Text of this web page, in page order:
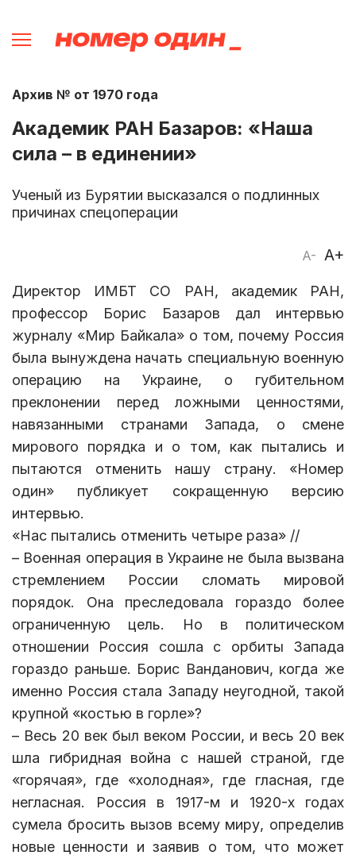
Архив № от 1970 года
Академик РАН Базаров: «Наша
сила – в единении»
Ученый из Бурятии высказался о подлинных
причинах спецоперации
A- A+
Директор ИМБТ СО РАН, академик РАН,
профессор Борис Базаров дал интервью
журналу «Мир Байкала» о том, почему Россия
была вынуждена начать специальную военную
операцию на Украине, о губительном
преклонении перед ложными ценностями,
навязанными странами Запада, о смене
мирового порядка и о том, как пытались и
пытаются отменить нашу страну. «Номер
один» публикует сокращенную версию
интервью.
«Нас пытались отменить четыре раза» //
– Военная операция в Украине не была вызвана
стремлением России сломать мировой
порядок. Она преследовала гораздо более
ограниченную цель. Но в политическом
отношении Россия сошла с орбиты Запада
гораздо раньше. Борис Ванданович, когда же
именно Россия стала Западу неугодной, такой
крупной «костью в горле»?
– Весь 20 век был веком России, и весь 20 век
шла гибридная война с нашей страной, где
«горячая», где «холодная», где гласная, где
негласная. Россия в 1917-м и 1920-х годах
сумела бросить вызов всему миру, определив
новые ценности и заявив о том, что может